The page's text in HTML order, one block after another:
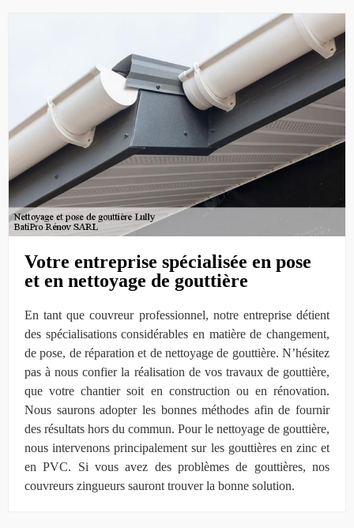
Votre entreprise spécialisée en pose
et en nettoyage de gouttière
En tant que couvreur professionnel, notre entreprise détient
des spécialisations considérables en matière de changement,
de pose, de réparation et de nettoyage de gouttière. N’hésitez
pas à nous confier la réalisation de vos travaux de gouttière,
que votre chantier soit en construction ou en rénovation.
Nous saurons adopter les bonnes méthodes afin de fournir
des résultats hors du commun. Pour le nettoyage de gouttière,
nous intervenons principalement sur les gouttières en zinc et
en PVC. Si vous avez des problèmes de gouttières, nos
couvreurs zingueurs sauront trouver la bonne solution.